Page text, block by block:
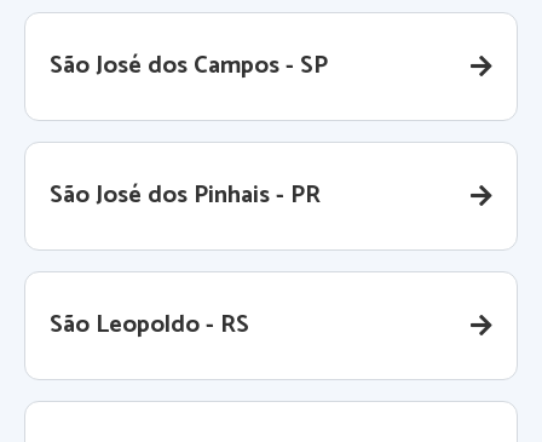
São José dos Campos - SP
São José dos Pinhais - PR
São Leopoldo - RS